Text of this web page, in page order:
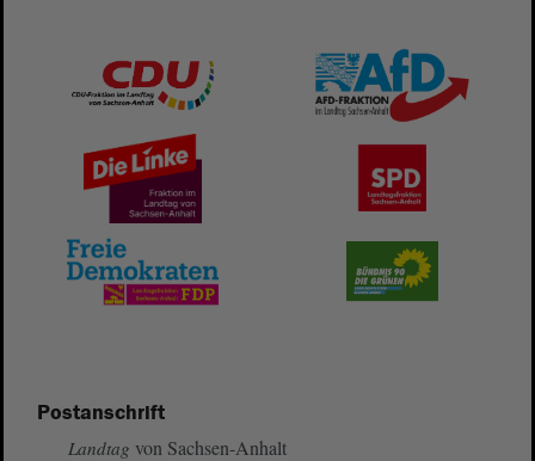
Postanschrift
Landtag von Sachsen-Anhalt